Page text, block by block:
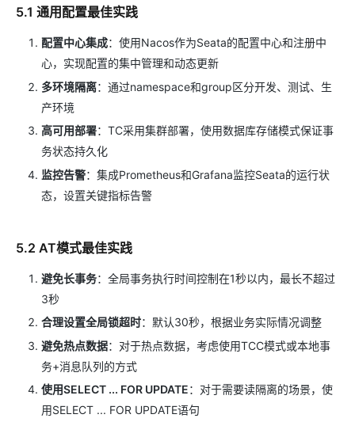
5.1 通用配置最佳实践
配置中心集成：使用Nacos作为Seata的配置中心和注册中
心，实现配置的集中管理和动态更新
多环境隔离：通过namespace和group区分开发、测试、生
产环境
高可用部署：TC采用集群部署，使用数据库存储模式保证事
务状态持久化
监控告警：集成Prometheus和Grafana监控Seata的运行状
态，设置关键指标告警
5.2 AT模式最佳实践
避免长事务：全局事务执行时间控制在1秒以内，最长不超过
3秒
合理设置全局锁超时：默认30秒，根据业务实际情况调整
避免热点数据：对于热点数据，考虑使用TCC模式或本地事
务+消息队列的方式
使用SELECT ... FOR UPDATE：对于需要读隔离的场景，使
用SELECT ... FOR UPDATE语句